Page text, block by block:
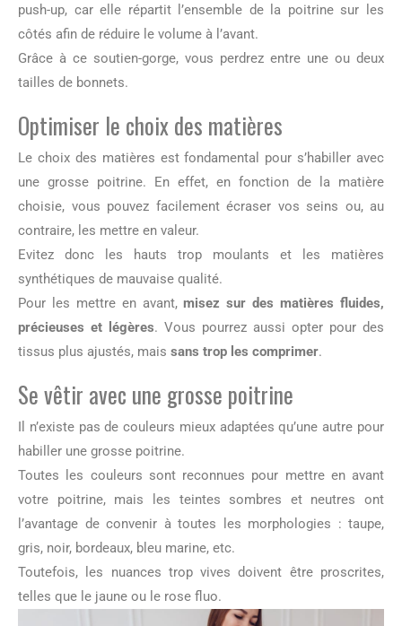
push-up, car elle répartit l’ensemble de la poitrine sur les
côtés afin de réduire le volume à l’avant.
Grâce à ce soutien-gorge, vous perdrez entre une ou deux
tailles de bonnets.
Optimiser le choix des matières
Le choix des matières est fondamental pour s’habiller avec
une grosse poitrine. En effet, en fonction de la matière
choisie, vous pouvez facilement écraser vos seins ou, au
contraire, les mettre en valeur.
Evitez donc les hauts trop moulants et les matières
synthétiques de mauvaise qualité.
Pour les mettre en avant,misez sur des matières fluides,
précieuses et légères. Vous pourrez aussi opter pour des
tissus plus ajustés, mais sans trop les comprimer.
Se vêtir avec une grosse poitrine
Il n’existe pas de couleurs mieux adaptées qu’une autre pour
habiller une grosse poitrine.
Toutes les couleurs sont reconnues pour mettre en avant
votre poitrine, mais les teintes sombres et neutres ont
l’avantage de convenir à toutes les morphologies : taupe,
gris, noir, bordeaux, bleu marine, etc.
Toutefois, les nuances trop vives doivent être proscrites,
telles que le jaune ou le rose fluo.